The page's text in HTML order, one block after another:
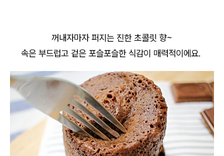
꺼내자마자 퍼지는 진한 초콜릿 향~
속은 부드럽고 겉은 포슬포슬한 식감이 매력적이에요.